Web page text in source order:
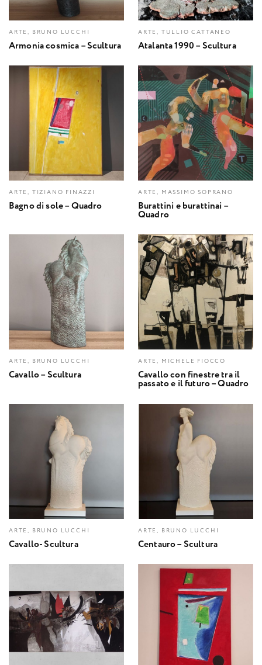
ARTE, BRUNO LUCCHI
Armonia cosmica – Scultura
ARTE, TULLIO CATTANEO
Atalanta 1990 – Scultura
ARTE, TIZIANO FINAZZI
Bagno di sole – Quadro
ARTE, MASSIMO SOPRANO
Burattini e burattinai –
Quadro
ARTE, BRUNO LUCCHI
Cavallo – Scultura
ARTE, MICHELE FIOCCO
Cavallo con finestre tra il
passato e il futuro – Quadro
ARTE, BRUNO LUCCHI
Cavallo- Scultura
ARTE, BRUNO LUCCHI
Centauro – Scultura